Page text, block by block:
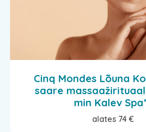
Cinq Mondes Lõuna
saare
min Kalev
alates 74 €